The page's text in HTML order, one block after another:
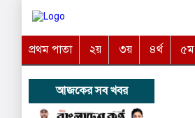
প্রথম পাতা ২য় ৩য় ৪র্থ ৫ম
আজকের সব খবর